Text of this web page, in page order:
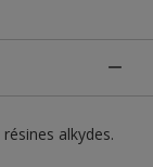
alkydes.